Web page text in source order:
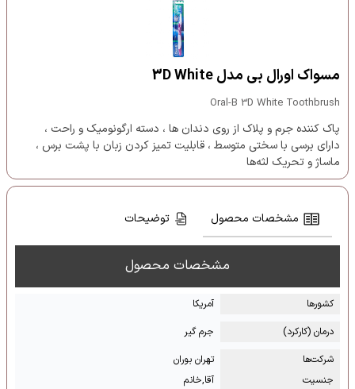
مسواک اورال بی مدل 3D White
Oral-B 3D White Toothbrush
پاک کننده جرم و پلاک از روی دندان ها ، دسته ارگونومیک و راحت ،
دارای برسی با سختی متوسط ، قابلیت تمیز کردن زبان با پشت برس ،
ماساژ و تحریک لثه‌ها
مشخصات محصول توضیحات
مشخصات محصول
کشور‌ها
آمریکا
درمان (کارکرد)
جرم گیر
شرکت‌ها
تهران بوران
جنسیت
آقا,خانم